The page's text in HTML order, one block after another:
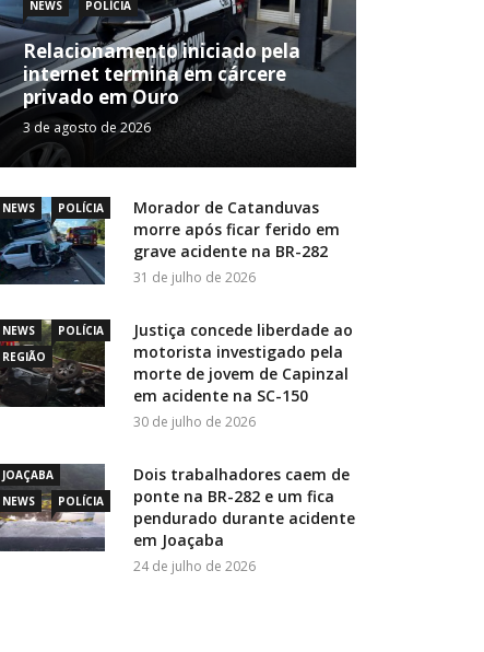
NEWS POLÍCIA
Relacionamento iniciado pela
internet termina em cárcere
privado em Ouro
3 de agosto de 2026
NEWS POLÍCIA
Morador de Catanduvas
morre após ficar ferido em
grave acidente na BR-282
31 de julho de 2026
NEWS
POLÍCIA
REGIÃO
Justiça concede liberdade ao
motorista investigado pela
morte de jovem de Capinzal
em acidente na SC-150
30 de julho de 2026
JOAÇABA
NEWS
POLÍCIA
Dois trabalhadores caem de
ponte na BR-282 e um fica
pendurado durante acidente
em Joaçaba
24 de julho de 2026